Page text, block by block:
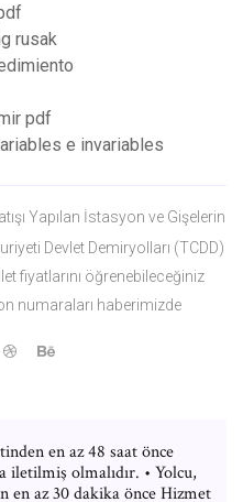
rusak
pdf
e invariables
Yapılan İstasyon ve Gişelerin
Devlet Demiryolları (TCDD)
fiyatlarını öğrenebileceğiniz
numaraları haberimizde
en az 48 saat önce
iletilmiş olmalıdır. • Yolcu,
en az 30 dakika önce Hizmet